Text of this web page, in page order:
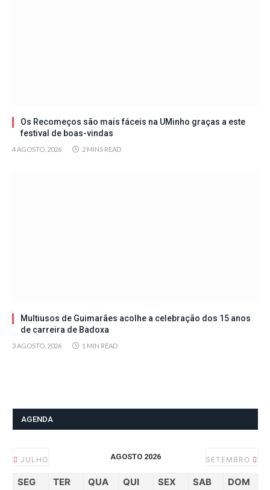
Os Recomeços são mais fáceis na UMinho graças a este
festival de boas-vindas
4 AGOSTO, 2026 2 MINS READ
Multiusos de Guimarães acolhe a celebração dos 15 anos
de carreira de Badoxa
3 AGOSTO, 2026 1 MIN READ
AGENDA
JULHO AGOSTO 2026 SETEMBRO
SEG TER QUA QUI SEX SAB DOM